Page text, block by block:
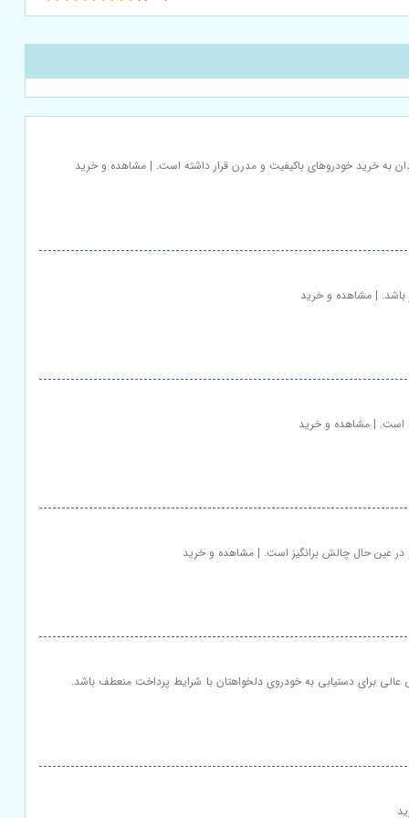
به خرید خودروهای باکیفیت و مدرن قرار داشته است. | مشاهده و خرید
باشد. | مشاهده و خرید
است. | مشاهده و خرید
در عین حال چالش برانگیز است. | مشاهده و خرید
برای دستیابی به خودروی دلخواهتان با شرایط پرداخت منعطف باشد.